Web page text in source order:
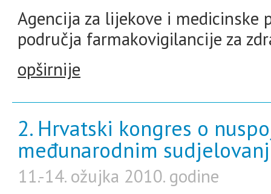
Agencija za lijekove i medicinske
područja farmakovigilancije za
opširnije
2. Hrvatski kongres o
međunarodnim
11.-14. ožujka 2010. godine